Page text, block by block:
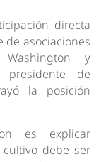
directa
de asociaciones
y
presidente de
la posición
es explicar
debe ser